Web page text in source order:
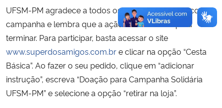
UFSM-PM agradece a todos os que colaboraram com a
campanha e lembra que a ação não tem data para
terminar. Para participar, basta acessar o site
www.superdosamigos.com.bre clicar na opção “Cesta
Básica”. Ao fazer o seu pedido, clique em “adicionar
instrução”, escreva “Doação para Campanha Solidária
UFSM-PM” e selecione a opção “retirar na loja”.